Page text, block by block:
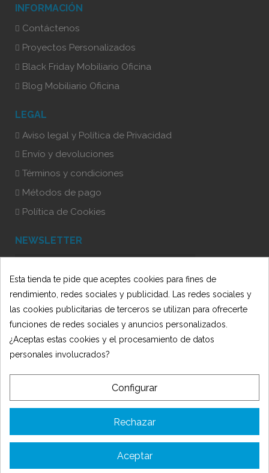
INFORMACIÓN
Contáctenos
Proyectos Personalizados
Black Friday Mobiliario Oficina
Blog Mobiliario Oficina
LEGAL
Aviso legal y Política de Privacidad
Envío y devoluciones
Términos y condiciones
Métodos de pago
Política de Cookies
NEWSLETTER
He leído y acepto la Política de Privacidad
© 2025 Oficit - Desarrollado por 🍋
TIENDA OFICIT SLU ha recibido una subvención de la Consejería de
inserción laboral y el fomento de la contratación en el ámbito de la
Comunidad Autónoma de Andalucía. Línea 2. Incentivo a la segunda
Esta tienda te pide que aceptes cookies para fines de
rendimiento, redes sociales y publicidad. Las redes sociales y
las cookies publicitarias de terceros se utilizan para ofrecerte
funciones de redes sociales y anuncios personalizados.
¿Aceptas estas cookies y el procesamiento de datos
personales involucrados?
Configurar
Rechazar
Aceptar